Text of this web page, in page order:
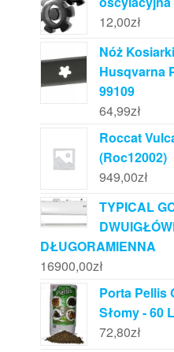
12,00zł
Nóż
Husqvarna
99109
64,99zł
Roccat
(Roc12002)
949,00zł
TYPICAL
DŁUGORAMIENNA
16900,00zł
Porta Pellis
Słomy - 60
72,80zł